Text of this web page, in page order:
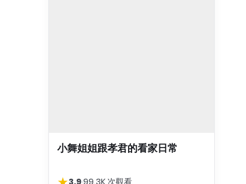
小舞姐姐跟孝君的看家日常
3.9·99.3K 次觀看